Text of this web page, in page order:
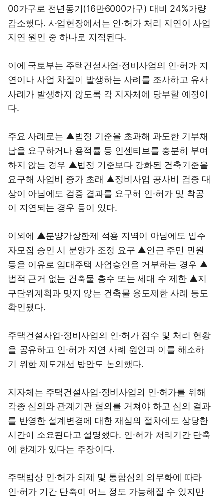
00가구로 전년동기(16만6000가구) 대비 24%가량
감소했다. 사업현장에서는 인·허가 처리 지연이 사업
지연 원인 중 하나로 지적된다.
이에 국토부는 주택건설사업·정비사업의 인·허가 지
연이나 사업 차질이 발생하는 사례를 조사하고 유사
사례가 발생하지 않도록 각 지자체에 당부할 예정이
다.
주요 사례로는 ▲법정 기준을 초과해 과도한 기부채
납을 요구하거나 용적률 등 인센티브를 충분히 부여
하지 않는 경우 ▲법정 기준보다 강화된 건축기준을
요구해 사업비 증가 초래 ▲정비사업 공사비 검증 대
상이 아님에도 검증 결과를 요구해 인·허가 및 착공
이 지연되는 경우 등이 있다.
이외에 ▲분양가상한제 적용 지역이 아님에도 입주
자모집 승인 시 분양가 조정 요구 ▲인근 주민 민원
등을 이유로 임대주택 사업승인을 거부하는 경우 ▲
법적 근거 없는 건축물 층수 또는 세대 수 제한 ▲지
구단위계획과 맞지 않는 건축물 용도제한 사례 등도
확인됐다.
주택건설사업·정비사업의 인·허가 접수 및 처리 현황
을 공유하고 인·허가 지연 사례 원인과 이를 해소하
기 위한 제도개선 방안도 논의했다.
지자체는 주택건설사업·정비사업의 인·허가를 위해
각종 심의와 관계기관 협의를 거쳐야 하고 심의 결과
를 반영한 설계변경에 대한 재심의 절차에도 상당한
시간이 소요된다고 설명했다. 인·허가 처리기간 단축
에 한계가 있다는 주장이다.
주택법상 인·허가 의제 및 통합심의 의무화에 따라
인·허가 기간 단축이 어느 정도 가능해질 수 있지만